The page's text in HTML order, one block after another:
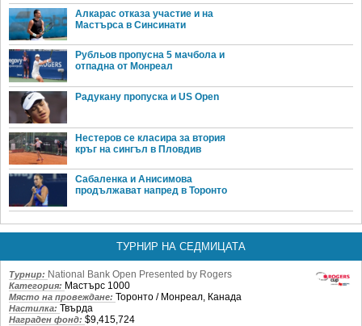
Алкарас отказа участие и на
Мастърса в Синсинати
Рубльов пропусна 5 мачбола и
отпадна от Монреал
Радукану пропуска и US Open
Нестеров се класира за втория
кръг на сингъл в Пловдив
Сабаленка и Анисимова
продължават напред в Торонто
ТУРНИР НА СЕДМИЦАТА
Турнир: National Bank Open Presented by Rogers
Категория: Мастърс 1000
Място на провеждане: Торонто / Монреал, Канада
Настилка: Твърда
Награден фонд: $9,415,724